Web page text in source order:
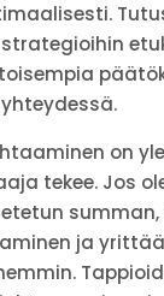
on
tekee. Jos
ja